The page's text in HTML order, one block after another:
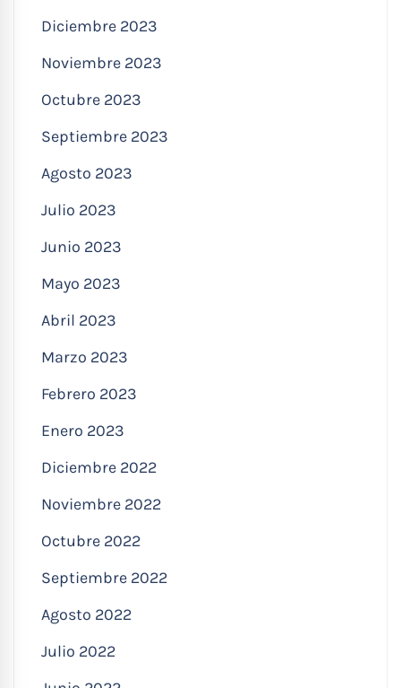
Diciembre 2023
Noviembre 2023
Octubre 2023
Septiembre 2023
Agosto 2023
Julio 2023
Junio 2023
Mayo 2023
Abril 2023
Marzo 2023
Febrero 2023
Enero 2023
Diciembre 2022
Noviembre 2022
Octubre 2022
Septiembre 2022
Agosto 2022
Julio 2022